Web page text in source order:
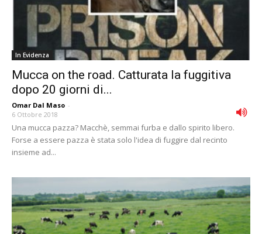
In Evidenza
Mucca on the road. Catturata la fuggitiva
dopo 20 giorni di...
Omar Dal Maso -
6 Ottobre 2018
Una mucca pazza? Macchè, semmai furba e dallo spirito libero.
Forse a essere pazza è stata solo l'idea di fuggire dal recinto
insieme ad...